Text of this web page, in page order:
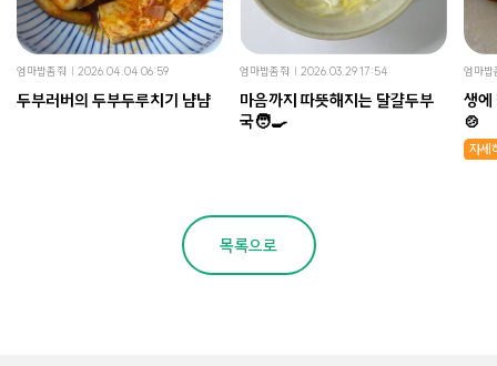
엄마밥좀줘 2026.04.04 06:59
두부러버의 두부두루치기 냠냠
엄마밥좀줘 2026.03.29 17:54
마음까지 따뜻해지는 달걀두부
국🧑‍🍳
엄마밥
생에
🍲
자세
목록으로